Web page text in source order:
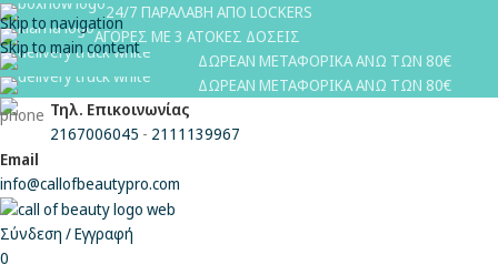
Skip to navigation
Skip to main content
24/7 ΠΑΡΑΛΑΒΗ ΑΠΟ LOCKERS
ΑΓΟΡΕΣ ΜΕ 3 ΑΤΟΚΕΣ ΔΟΣΕΙΣ
ΔΩΡΕΑΝ ΜΕΤΑΦΟΡΙΚΑ ΑΝΩ ΤΩΝ 80€
ΔΩΡΕΑΝ ΜΕΤΑΦΟΡΙΚΑ ΑΝΩ ΤΩΝ 80€
Τηλ. Επικοινωνίας
2167006045 - 2111139967
Email
info@callofbeautypro.com
Σύνδεση / Εγγραφή
0